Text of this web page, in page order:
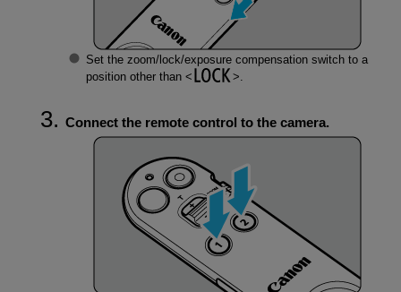
Set the zoom/lock/exposure compensation switch to a
position other than
.
Connect the remote control to the camera.